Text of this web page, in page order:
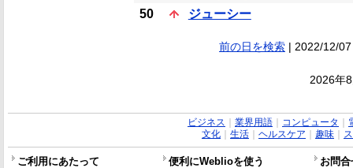
50
ジューシー
前の日を検索| 2022/12/
2026年
ビジネス 業界用語｜ コンピュータ
文化｜ 生活｜ ヘルスケア 趣味｜
ご利用にあたって 便利にWeblioを使う
お問